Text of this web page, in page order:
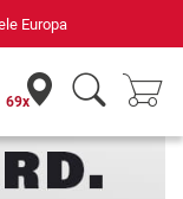
69x